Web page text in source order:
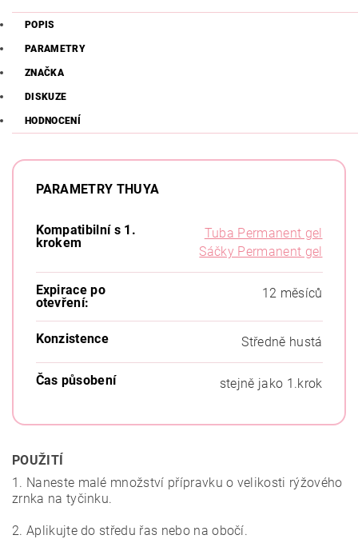
POPIS
PARAMETRY
ZNAČKA
DISKUZE
HODNOCENÍ
PARAMETRY THUYA
Kompatibilní s 1.
krokem
Tuba Permanent gel
Sáčky Permanent gel
Expirace po
otevření:
12 měsíců
Konzistence Středně hustá
Čas působení stejně jako 1.krok
POUŽITÍ
1. Naneste malé množství přípravku o velikosti rýžového
zrnka na tyčinku.
2. Aplikujte do středu řas nebo na obočí.